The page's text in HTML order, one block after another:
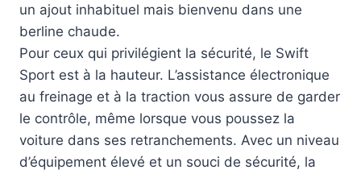
un ajout inhabituel mais bienvenu dans une
berline chaude.
Pour ceux qui privilégient la sécurité, le Swift
Sport est à la hauteur. L’assistance électronique
au freinage et à la traction vous assure de garder
le contrôle, même lorsque vous poussez la
voiture dans ses retranchements. Avec un niveau
d’équipement élevé et un souci de sécurité, la